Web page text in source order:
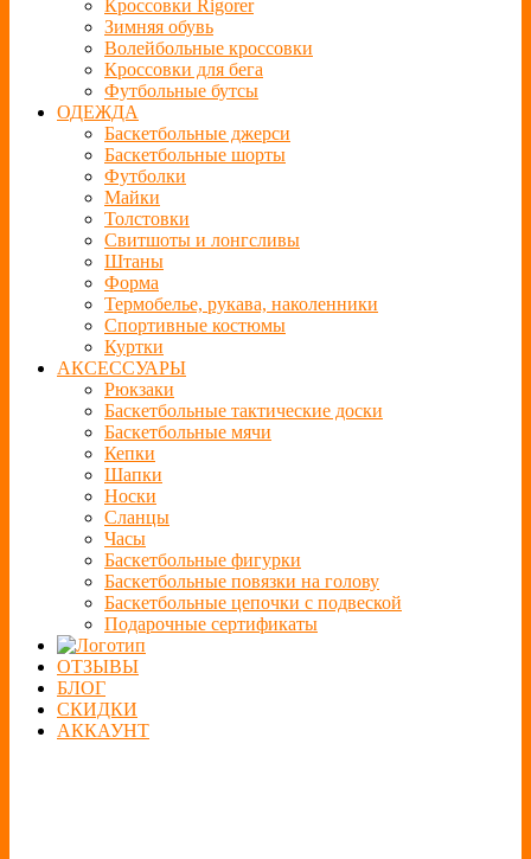
Кроссовки Rigorer
Зимняя обувь
Волейбольные кроссовки
Кроссовки для бега
Футбольные бутсы
ОДЕЖДА
Баскетбольные джерси
Баскетбольные шорты
Футболки
Майки
Толстовки
Свитшоты и лонгсливы
Штаны
Форма
Термобелье, рукава, наколенники
Спортивные костюмы
Куртки
АКСЕССУАРЫ
Рюкзаки
Баскетбольные тактические доски
Баскетбольные мячи
Кепки
Шапки
Носки
Сланцы
Часы
Баскетбольные фигурки
Баскетбольные повязки на голову
Баскетбольные цепочки с подвеской
Подарочные сертификаты
ОТЗЫВЫ
БЛОГ
СКИДКИ
АККАУНТ